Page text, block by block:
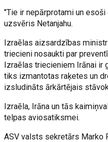
"Tie ir nepārprotami un
uzsvēris Netanjahu.
Izraēlas aizsardzības
triecieni nosaukti par
Izraēlas triecieniem Irānai ir
tiks izmantotas raķetes un
izsludināts ārkārtējais
Izraēla, Irāna un tās
telpas aviosatiksmei.
ASV valsts sekretārs Marko